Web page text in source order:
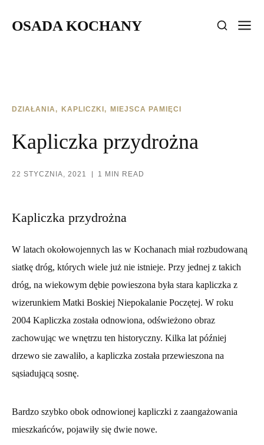
OSADA KOCHANY
DZIAŁANIA KAPLICZKI MIEJSCA PAMIĘCI
Kapliczka przydrożna
22 STYCZNIA, 2021 1 MIN READ
Kapliczka przydrożna
W latach okołowojennych las w Kochanach miał rozbudowaną
siatkę dróg, których wiele już nie istnieje. Przy jednej z takich
dróg, na wiekowym dębie powieszona była stara kapliczka z
wizerunkiem Matki Boskiej Niepokalanie Poczętej. W roku
2004 Kapliczka została odnowiona, odświeżono obraz
zachowując we wnętrzu ten historyczny. Kilka lat później
drzewo sie zawaliło, a kapliczka została przewieszona na
sąsiadującą sosnę.
Bardzo szybko obok odnowionej kapliczki z zaangażowania
mieszkańców, pojawiły się dwie nowe.